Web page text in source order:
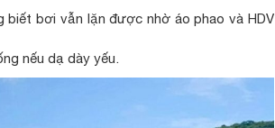
biết bơi vẫn lặn được nhờ áo phao và HDV
nếu dạ dày yếu.